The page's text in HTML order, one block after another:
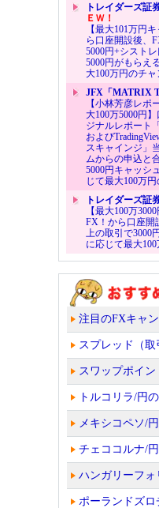
トレイダーズ証
ＥＷ！
【最大101万円
ら口座開設後、
5000円+シスト
5000円がもらえ
大100万円のチャ
JFX「MATRIX
【小林芳彦レポ
大100万5000円
ジナルレポート
および
スキャインジ」
ムからの申込と
5000円キャッシ
じて最大100万
トレイダーズ証
【最大100万
FX！から口座開
上の取引で3000
に応じて最大
注目のFXキャ
スプレッド（取
スワップポイン
トルコリラ/円
メキシコペソ/
チェココルナ/
ハンガリーフ
ポーランドズ